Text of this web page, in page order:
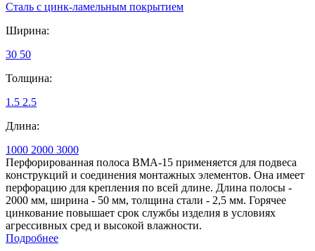
Сталь с цинк-ламельным покрытием
Ширина:
30 50
Толщина:
1.5 2.5
Длина:
1000 2000 3000
Перфорированная полоса ВМА-15 применяется для подвеса
конструкций и соединения монтажных элементов. Она имеет
перфорацию для крепления по всей длине. Длина полосы -
2000 мм, ширина - 50 мм, толщина стали - 2,5 мм. Горячее
цинкование повышает срок службы изделия в условиях
агрессивных сред и высокой влажности.
Подробнее